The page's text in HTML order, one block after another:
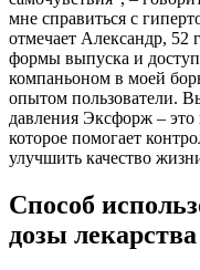
мне справиться с
отмечает Александр, 52
формы выпуска и
компаньоном в моей
опытом пользователи.
давления Эксфорж – это
которое помогает
улучшить качество
Способ
дозы лекарства